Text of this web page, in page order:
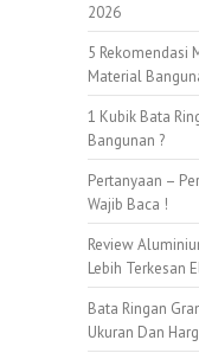
2026
5 Rekomendasi
Material
1 Kubik Bata
Bangunan ?
Pertanyaan –
Wajib Baca !
Review
Lebih Terkesan
Bata Ringan
Ukuran Dan